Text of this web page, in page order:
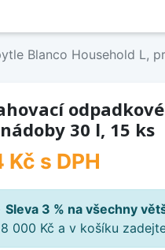
Blanco Household L,
30 l, 15 ks
Kč s DPH
Sleva 3 % na všechny
000 Kč a v košíku